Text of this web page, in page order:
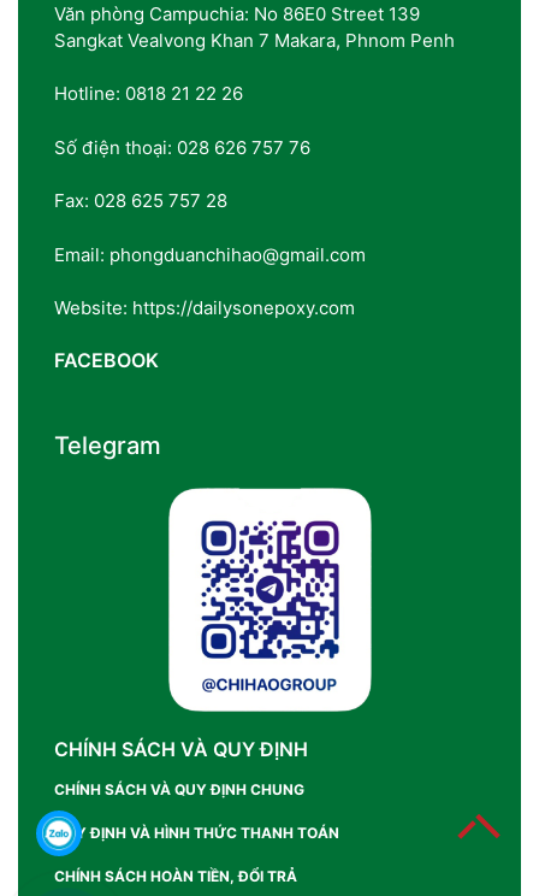
Văn phòng Campuchia: No 86E0 Street 139
Sangkat Vealvong Khan 7 Makara, Phnom Penh
Hotline: 0818 21 22 26
Số điện thoại: 028 626 757 76
Fax: 028 625 757 28
Email: phongduanchihao@gmail.com
Website: https://dailysonepoxy.com
FACEBOOK
Telegram
CHÍNH SÁCH VÀ QUY ĐỊNH
CHÍNH SÁCH VÀ QUY ĐỊNH CHUNG
QUY ĐỊNH VÀ HÌNH THỨC THANH TOÁN
CHÍNH SÁCH HOÀN TIỀN, ĐỔI TRẢ